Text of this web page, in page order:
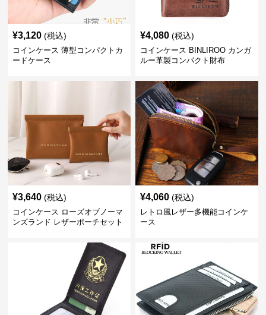
¥3,120 (税込)
コインケース 薄型コンパクトカ
ードケース
¥4,080 (税込)
コインケース BINLIROO カンガ
ルー革製コンパクト財布
¥3,640 (税込)
コインケース ローズオブノーマ
ンズランド レザーポーチセット
¥4,060 (税込)
レトロ風レザー多機能コインケ
ース